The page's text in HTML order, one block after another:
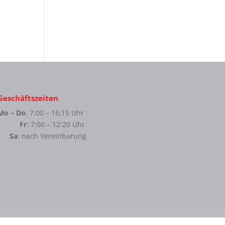
– Do: 7:00 – 16:15 Uhr
: 7:00 – 12:20 Uhr
: nach Vereinbarung